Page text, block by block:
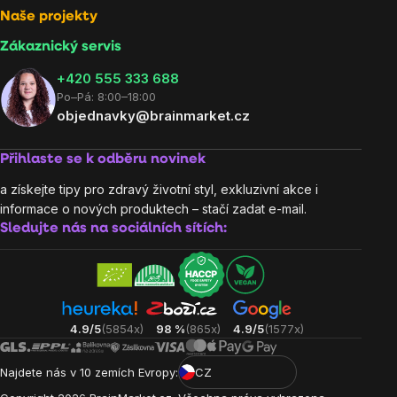
Naše projekty
Zákaznický servis
‭+420 555 333 688
Po–Pá: 8:00–18:00
objednavky@brainmarket.cz
Přihlaste se k odběru novinek
a získejte tipy pro zdravý životní styl, exkluzivní akce i
informace o nových produktech – stačí zadat e-mail.
Sledujte nás na sociálních sítích:
4.9/5(5854x) 98 %(865x) 4.9/5(1577x)
Najdete nás v 10 zemích Evropy:
CZ